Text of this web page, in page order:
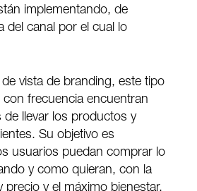
implementando, de
del canal por el cual lo
vista de branding, este tipo
frecuencia encuentran
de llevar los productos y
Su objetivo es
usuarios puedan comprar lo
y como quieran, con la
precio y el máximo bienestar.